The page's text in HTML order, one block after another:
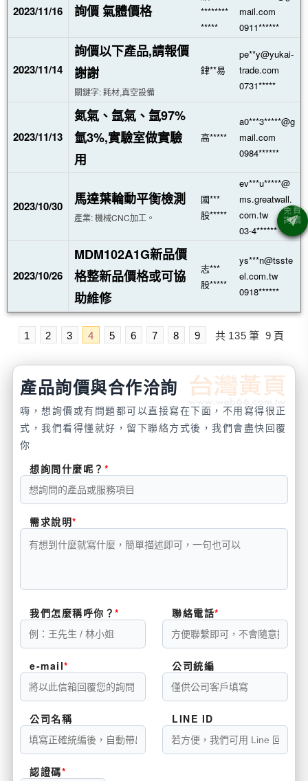
2023/11/16 詢價 氣體價格
********
*****
mail.com
0911******
2023/11/14
詢價以下產品,請報價
謝謝
關鍵字: 耗材,真空設備
銉**易
pe**y@yukai-
trade.com
0731*****
2023/11/13
氮氣、氬氣、氬97%
氫3%,實驗室做實驗
用
高*****
a0***3*****@g
mail.com
0984******
2023/10/30 馬達葉輪動平衡檢測
產業: 機械CNC加工。
國***
股*****
ev***u*****@
ms.greatwall.
com.tw
03-4******
2023/10/26
MDM102A1G新品價
格整新品價格或可協
助維修
志***
股*****
ys***n@tsste
el.com.tw
0918******
1 2 3 4 5 6 7 8 9 共 135 筆 9 頁
產品詢價與合作洽詢
嗨，想詢價或有問題都可以直接寫在下面，不用寫得很正
式，我們看得懂就好，留下聯絡方式後，我們會盡快回覆
你
想詢問什麼呢？
需求說明
我們怎麼稱呼你？ 聯絡電話
e-mail 公司統編
公司名稱 LINE ID
認證碼